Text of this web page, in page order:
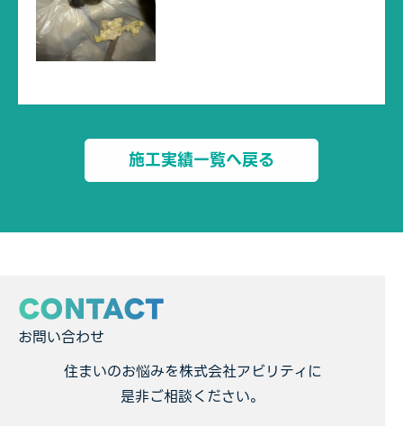
施工実績一覧へ戻る
CONTACT
お問い合わせ
住まいのお悩みを株式会社アビリティに
是非ご相談ください。